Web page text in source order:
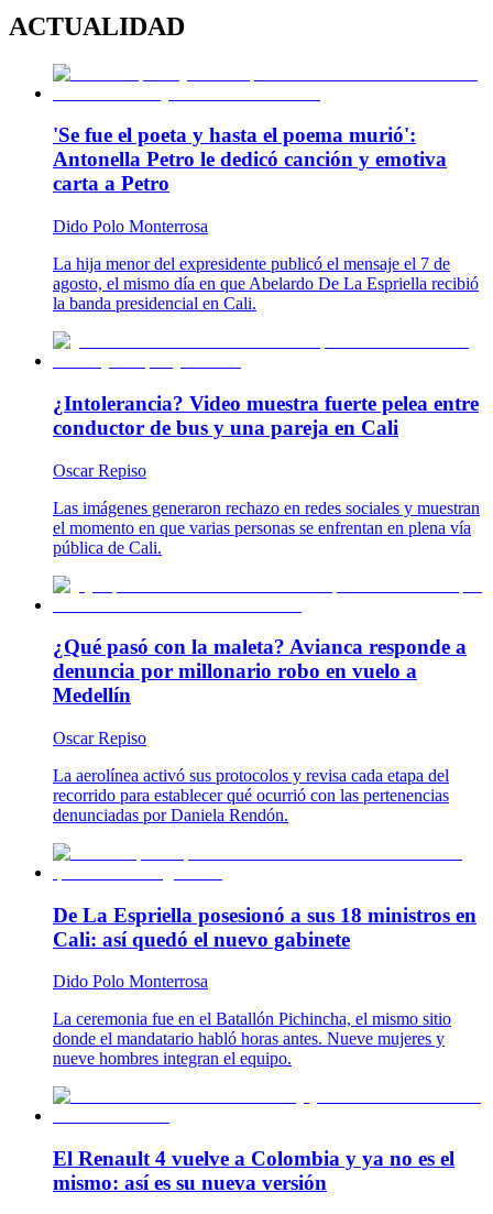
ACTUALIDAD
'Se fue el poeta y hasta el poema murió':
Antonella Petro le dedicó canción y emotiva
carta a Petro
Dido Polo Monterrosa
La hija menor del expresidente publicó el mensaje el 7 de
agosto, el mismo día en que Abelardo De La Espriella recibió
la banda presidencial en Cali.
¿Intolerancia? Video muestra fuerte pelea entre
conductor de bus y una pareja en Cali
Oscar Repiso
Las imágenes generaron rechazo en redes sociales y muestran
el momento en que varias personas se enfrentan en plena vía
pública de Cali.
¿Qué pasó con la maleta? Avianca responde a
denuncia por millonario robo en vuelo a
Medellín
Oscar Repiso
La aerolínea activó sus protocolos y revisa cada etapa del
recorrido para establecer qué ocurrió con las pertenencias
denunciadas por Daniela Rendón.
De La Espriella posesionó a sus 18 ministros en
Cali: así quedó el nuevo gabinete
Dido Polo Monterrosa
La ceremonia fue en el Batallón Pichincha, el mismo sitio
donde el mandatario habló horas antes. Nueve mujeres y
nueve hombres integran el equipo.
El Renault 4 vuelve a Colombia y ya no es el
mismo: así es su nueva versión